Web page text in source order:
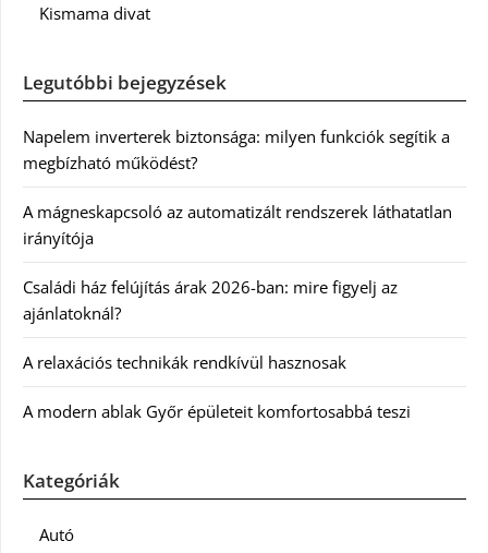
Kismama divat
Legutóbbi bejegyzések
Napelem inverterek biztonsága: milyen funkciók segítik a
megbízható működést?
A mágneskapcsoló az automatizált rendszerek láthatatlan
irányítója
Családi ház felújítás árak 2026-ban: mire figyelj az
ajánlatoknál?
A relaxációs technikák rendkívül hasznosak
A modern ablak Győr épületeit komfortosabbá teszi
Kategóriák
Autó